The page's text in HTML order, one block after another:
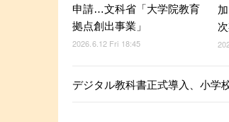
申請…文科省「大学院教育
拠点創出事業」
2026.6.12 Fri 18:45
デジタル教科書正式導入、小学